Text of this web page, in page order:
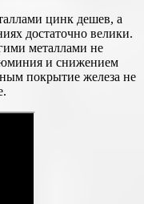
цинк дешев, а
достаточно велики.
металлами не
и снижением
покрытие железа не